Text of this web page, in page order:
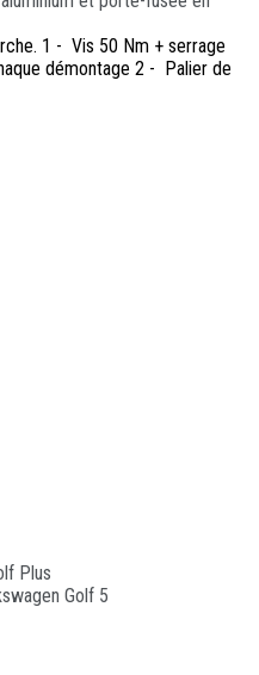
1 - Vis 50 Nm + serrage
démontage 2 - Palier de
Plus
Golf 5